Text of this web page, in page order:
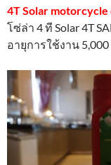
4T Solar motorcycle
โซ่ล่า 4 ที Solar 4T
อายุการใช้งาน 5,000